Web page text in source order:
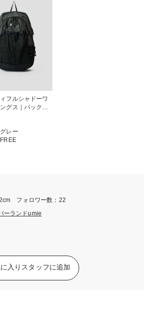
フルシャドーワ
グス｜バックパ
レー
フォロワー数：22
ーランドumie
入りスタッフに追加